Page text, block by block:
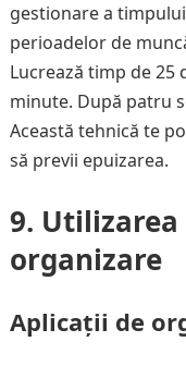
gestionare a
perioadelor de
Lucrează timp de 25
minute. După patru
Această tehnică te
să previi epuizarea.
9.
organizare
Aplicații de